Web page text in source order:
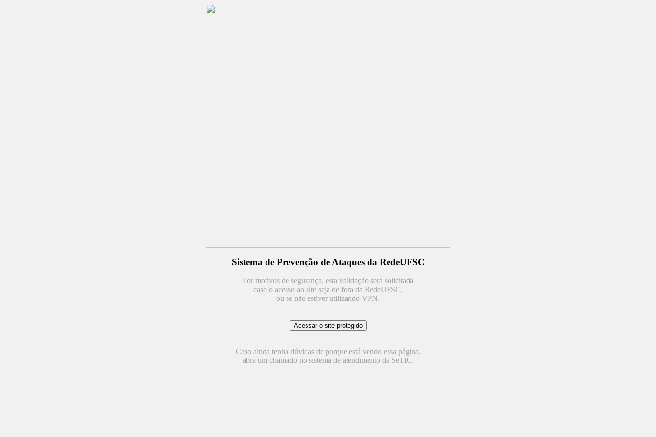
Sistema de Prevenção de Ataques da RedeUFSC
Por motivos de segurança, esta validação será solicitada
caso o acesso ao site seja de fora da RedeUFSC,
ou se não estiver utilizando VPN.
Caso ainda tenha dúvidas de porque está vendo essa página,
abra um chamado no sistema de atendimento da SeTIC.